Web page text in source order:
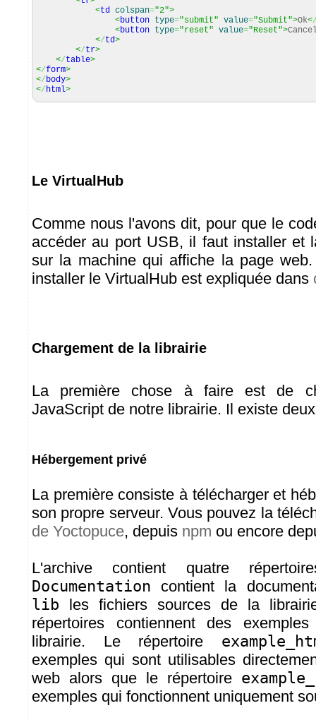
<td colspan="2">
<button type="submit" value="Submit">Ok<
<button type="reset" value="Reset">
</td>
</tr>
</table>
</form>
</body>
</html>
Le VirtualHub
Comme nous l'avons dit, pour que le
accéder au port USB, il faut installer et
sur la machine qui affiche la page
installer le VirtualHub est expliquée dans
Chargement de la librairie
La première chose à faire est de
JavaScript de notre librairie. Il existe
Hébergement privé
La première consiste à télécharger et
son propre serveur. Vous pouvez la
de Yoctopuce, depuis npm ou encore
L'archive contient quatre
Documentation contient la
lib les fichiers sources de la
répertoires contiennent des
librairie. Le répertoire
exemples qui sont utilisables
web alors que le répertoire
exemples qui fonctionnent uniquement